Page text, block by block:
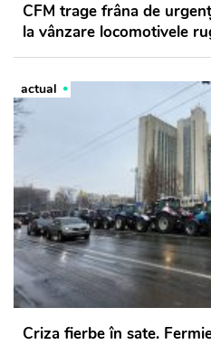
CFM trage frâna de
la vânzare locomotivele
actual
Criza fierbe în sate.